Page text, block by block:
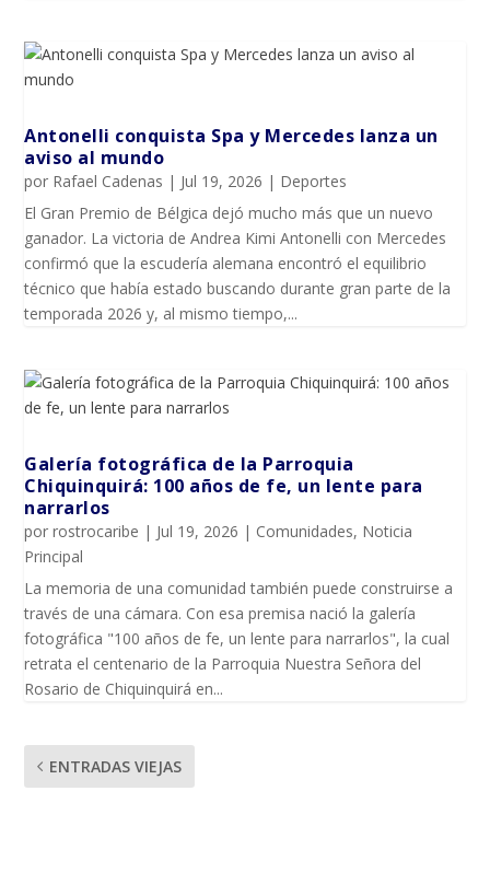
Antonelli conquista Spa y Mercedes lanza un
aviso al mundo
por Rafael Cadenas | Jul 19, 2026 | Deportes
El Gran Premio de Bélgica dejó mucho más que un nuevo
ganador. La victoria de Andrea Kimi Antonelli con Mercedes
confirmó que la escudería alemana encontró el equilibrio
técnico que había estado buscando durante gran parte de la
temporada 2026 y, al mismo tiempo,...
Galería fotográfica de la Parroquia
Chiquinquirá: 100 años de fe, un lente para
narrarlos
porrostrocaribe | Jul 19, 2026 | Comunidades, Noticia
Principal
La memoria de una comunidad también puede construirse a
través de una cámara. Con esa premisa nació la galería
fotográfica "100 años de fe, un lente para narrarlos", la cual
retrata el centenario de la Parroquia Nuestra Señora del
Rosario de Chiquinquirá en...
ENTRADAS VIEJAS